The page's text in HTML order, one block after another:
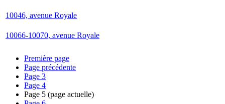
10046, avenue Royale
10066-10070, avenue Royale
Première page
Page précédente
Page 3
Page 4
Page 5 (page actuelle)